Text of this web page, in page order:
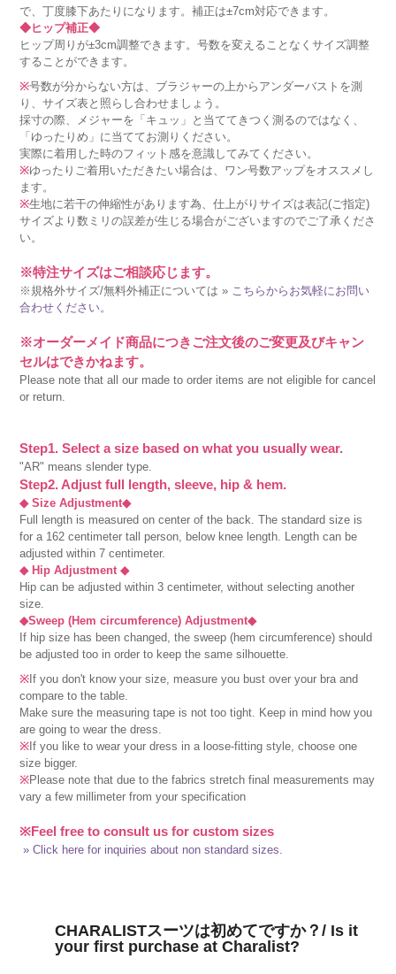
で、丁度膝下あたりになります。補正は±7cm対応できます。
◆ヒップ補正◆
ヒップ周りが±3cm調整できます。号数を変えることなくサイズ調整
することができます。
※号数が分からない方は、ブラジャーの上からアンダーバストを測
り、サイズ表と照らし合わせましょう。
採寸の際、メジャーを「キュッ」と当ててきつく測るのではなく、
「ゆったりめ」に当ててお測りください。
実際に着用した時のフィット感を意識してみてください。
※ゆったりご着用いただきたい場合は、ワン号数アップをオススメし
ます。
※生地に若干の伸縮性があります為、仕上がりサイズは表記(ご指定)
サイズより数ミリの誤差が生じる場合がございますのでご了承くださ
い。
※特注サイズはご相談応じます。
※規格外サイズ/無料外補正については » こちらからお気軽にお問い
合わせください。
※オーダーメイド商品につきご注文後のご変更及びキャン
セルはできかねます。
Please note that all our made to order items are not eligible for cancel
or return.
Step1. Select a size based on what you usually wear.
"AR" means slender type.
Step2. Adjust full length, sleeve, hip & hem.
◆ Size Adjustment◆
Full length is measured on center of the back. The standard size is
for a 162 centimeter tall person, below knee length. Length can be
adjusted within 7 centimeter.
◆ Hip Adjustment ◆
Hip can be adjusted within 3 centimeter, without selecting another
size.
◆Sweep (Hem circumference) Adjustment◆
If hip size has been changed, the sweep (hem circumference) should
be adjusted too in order to keep the same silhouette.
※ If you don't know your size, measure you bust over your bra and
compare to the table.
Make sure the measuring tape is not too tight. Keep in mind how you
are going to wear the dress.
※ If you like to wear your dress in a loose-fitting style, choose one
size bigger.
※Please note that due to the fabrics stretch final measurements may
vary a few millimeter from your specification
※Feel free to consult us for custom sizes
» Click here for inquiries about non standard sizes.
CHARALISTスーツは初めてですか？/ Is it
your first purchase at Charalist?